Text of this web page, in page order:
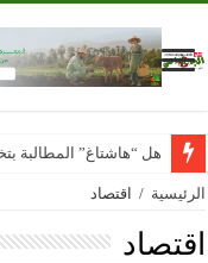
هل “هاشتاغ” المطالبة
الرئيسية / اقتصاد
اقتصاد